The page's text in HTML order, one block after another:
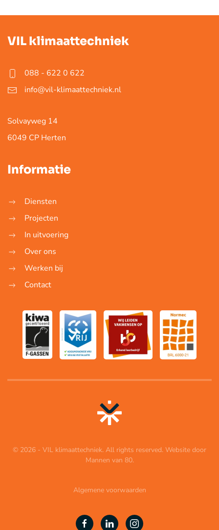
VIL klimaattechniek
088 - 622 0 622
info@vil-klimaattechniek.nl
Solvayweg 14
6049 CP Herten
Informatie
Diensten
Projecten
In uitvoering
Over ons
Werken bij
Contact
© 2026 - VIL klimaattechniek. All rights reserved. Website door
Mannen van 80.
Algemene voorwaarden